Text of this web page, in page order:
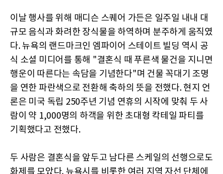
이날 행사를 위해 매디슨 스퀘어 가든은 일주일 내내 대
규모 음식과 화려한 장식물을 하역하며 분주하게 움직였
다. 뉴욕의 랜드마크인 엠파이어 스테이트 빌딩 역시 공
식 소셜 미디어를 통해 "결혼식 때 푸른색 물건을 지니면
행운이 따른다는 속담을 기념한다"며 건물 꼭대기 조명
을 연한 파란색으로 전환해 축하의 뜻을 전했다. 현지 언
론은 미국 독립 250주년 기념 연휴의 시작에 맞춰 두 사
람이 약 1,000명의 하객을 위한 초대형 칵테일 파티를
기획했다고 전했다.
두 사람은 결혼식을 앞두고 남다른 스케일의 선행으로도
화제를 모았다. 뉴욕시를 비롯한 여러 지역 자선 단체에